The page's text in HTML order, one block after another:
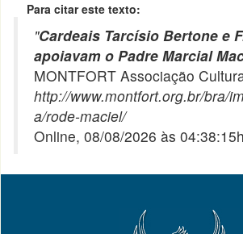
Para citar este texto:
"Cardeais Tarcísio Bertone e
apoiavam o Padre Marcial
MONTFORT Associação
http://www.montfort.org.br/bra/
a/rode-maciel/
Online, 08/08/2026 às 04:38:15h